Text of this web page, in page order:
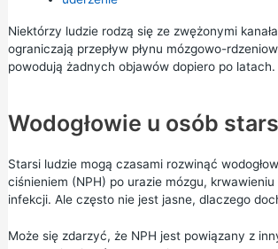
Niektórzy ludzie rodzą się ze zwężonymi
ograniczają przepływ płynu mózgowo-
powodują żadnych objawów dopiero po latach.
Wodogłowie u osób
Starsi ludzie mogą czasami rozwinąć
ciśnieniem (NPH) po urazie mózgu, krwawieniu
infekcji. Ale często nie jest jasne, dlaczego
Może się zdarzyć, że NPH jest powiązany z